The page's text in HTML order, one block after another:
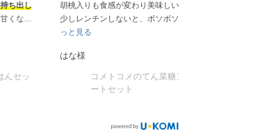
胡桃入りも食感が変わり美味しい。
少しレンチンしないと、ボソボソ...も
コメトコメのてん菜糖アソ
ートセット